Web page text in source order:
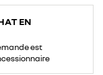
EN
est